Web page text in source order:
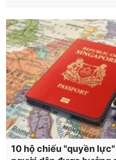
10 hộ chiếu "quyền